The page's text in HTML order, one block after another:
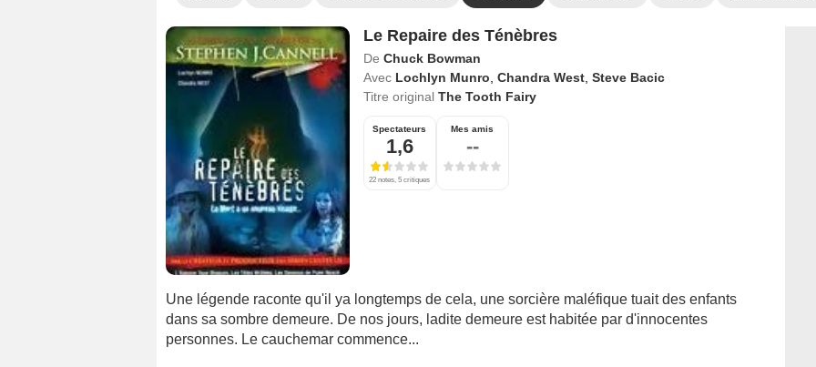
Le Repaire des Ténèbres
De Chuck Bowman
Avec Lochlyn Munro Chandra West, Steve Bacic
Titre original The Tooth Fairy
Spectateurs
1,6
22 notes, 5 critiques
Mes amis
--
Une légende raconte qu'il ya longtemps de cela, une sorcière maléfique tuait des enfants
dans sa sombre demeure. De nos jours, ladite demeure est habitée par d'innocentes
personnes. Le cauchemar commence...